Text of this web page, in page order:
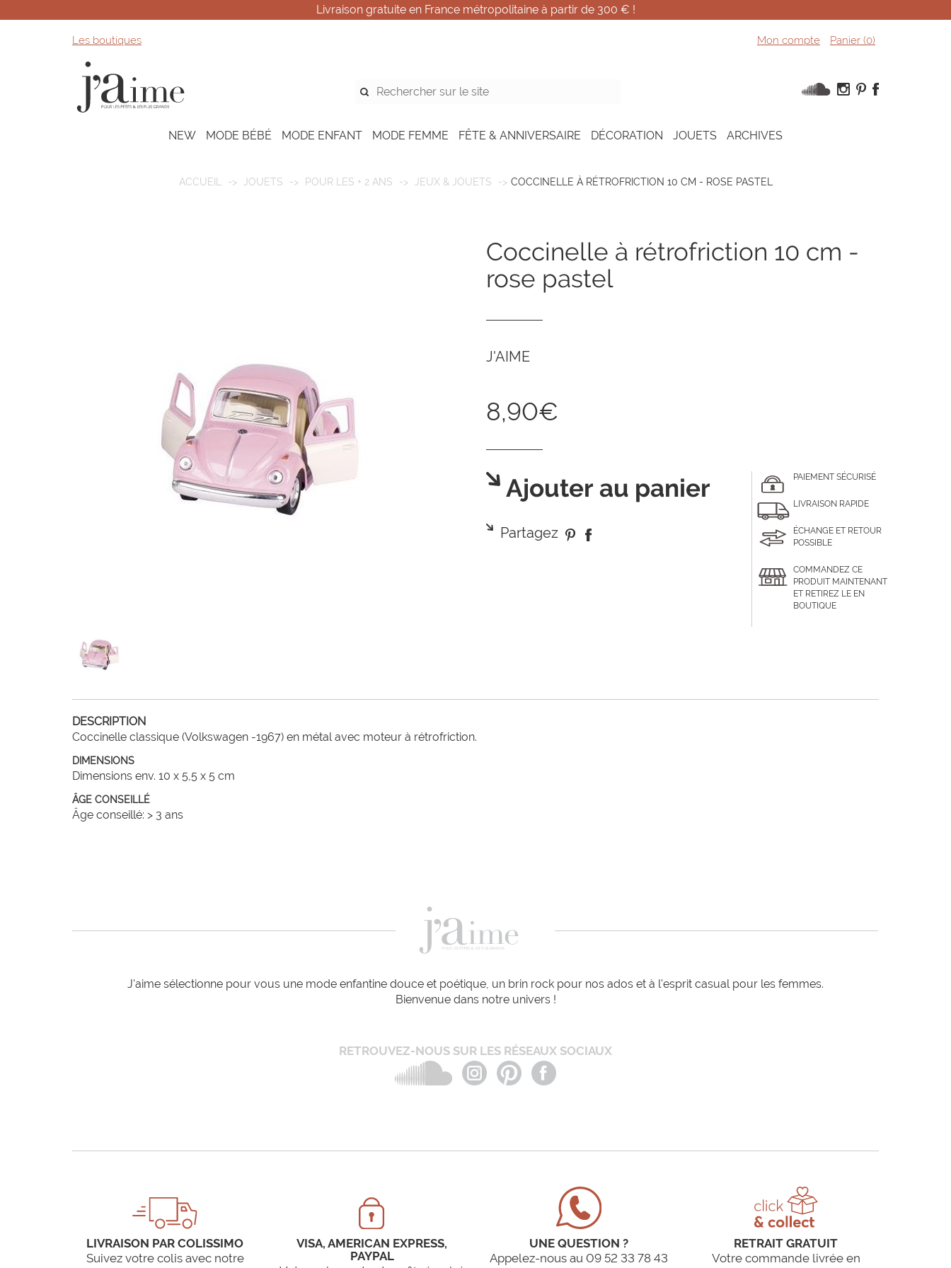
Livraison gratuite en France métropolitaine à partir de 300 € !
Les boutiques Mon compte Panier (0)
NEW MODE BÉBÉ MODE ENFANT MODE FEMME FÊTE & ANNIVERSAIRE DÉCORATION JOUETS ARCHIVES
ACCUEIL JOUETS POUR LES + 2 ANS JEUX & JOUETS COCCINELLE À RÉTROFRICTION 10 CM - ROSE PASTEL
coccinelle à rétrofriction 10 cm -
rose pastel
J'AIME
8,90€
Ajouter au panier
Partagez
PAIEMENT SÉCURISÉ
LIVRAISON RAPIDE
ÉCHANGE ET RETOUR
POSSIBLE
COMMANDEZ CE
PRODUIT MAINTENANT
ET RETIREZ LE EN
BOUTIQUE
DESCRIPTION
Coccinelle classique (Volkswagen -1967) en métal avec moteur à rétrofriction.
DIMENSIONS
Dimensions env. 10 x 5,5 x 5 cm
ÂGE CONSEILLÉ
Âge conseillé: > 3 ans
J'aime sélectionne pour vous une mode enfantine douce et poétique, un brin rock pour nos ados et à l'esprit casual pour les femmes.
Bienvenue dans notre univers !
RETROUVEZ-NOUS SUR LES RÉSEAUX SOCIAUX
LIVRAISON PAR COLISSIMO
Suivez votre colis avec notre
VISA, AMERICAN EXPRESS,
PAYPAL
UNE QUESTION ?
Appelez-nous au 09 52 33 78 43
RETRAIT GRATUIT
Votre commande livrée en